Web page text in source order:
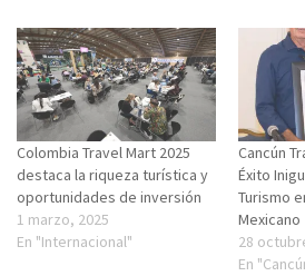
Colombia Travel Mart 2025
destaca la riqueza turística y
oportunidades de inversión
1 marzo, 2025
En "Internacional"
Cancún
Éxito
Turismo
Mexicano
28
En